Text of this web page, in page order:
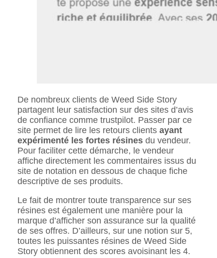
De nombreux clients de Weed Side Story
partagent leur satisfaction sur des sites d’avis
de confiance comme trustpilot. Passer par ce
site permet de lire les retours clients ayant
expérimenté les fortes résinesdu vendeur.
Pour faciliter cette démarche, le vendeur
affiche directement les commentaires issus du
site de notation en dessous de chaque fiche
descriptive de ses produits.
Le fait de montrer toute transparence sur ses
résines est également une manière pour la
marque d’afficher son assurance sur la qualité
de ses offres. D’ailleurs, sur une notion sur 5,
toutes les puissantes résines de Weed Side
Story obtiennent des scores avoisinant les 4.